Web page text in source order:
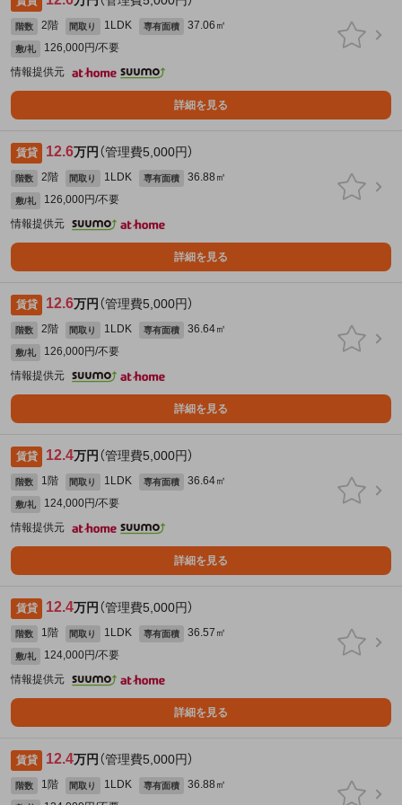
階数 2階 間取り 1LDK 専有面積 37.06㎡
敷/礼
126,000円/不要
情報提供元
詳細を見る
賃貸 12.6万円 （管理費5,000円）
階数 2階 間取り 1LDK 専有面積 36.88㎡
敷/礼
126,000円/不要
情報提供元
詳細を見る
賃貸 12.6万円 （管理費5,000円）
階数 2階 間取り 1LDK 専有面積 36.64㎡
敷/礼
126,000円/不要
情報提供元
詳細を見る
賃貸 12.4万円 （管理費5,000円）
階数 1階 間取り 1LDK 専有面積 36.64㎡
敷/礼
124,000円/不要
情報提供元
詳細を見る
賃貸 12.4万円 （管理費5,000円）
階数 1階 間取り 1LDK 専有面積 36.57㎡
敷/礼
124,000円/不要
情報提供元
詳細を見る
賃貸 12.4万円 （管理費5,000円）
階数 1階 間取り 1LDK 専有面積 36.88㎡